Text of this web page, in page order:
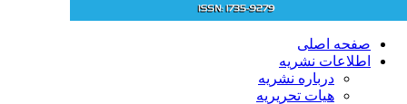
صفحه اصلی
اطلاعات نشریه
درباره نشریه
هیات تحریریه